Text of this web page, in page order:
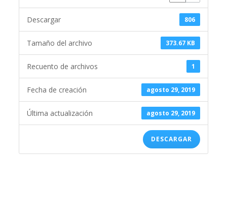
806
Descargar
373.67 KB
Tamaño del archivo
1
Recuento de archivos
agosto 29, 2019
Fecha de creación
agosto 29, 2019
Última actualización
DESCARGAR